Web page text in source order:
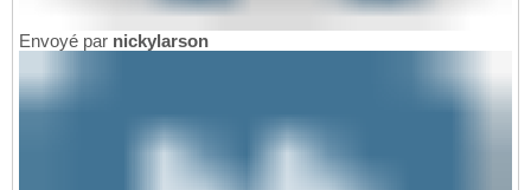
Envoyé par nickylarson